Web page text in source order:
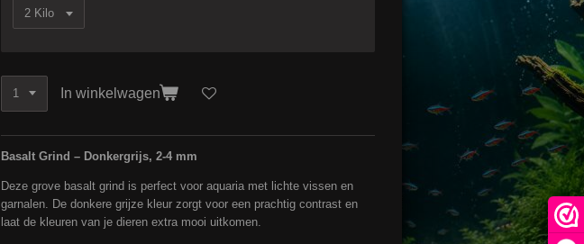
In winkelwagen
Basalt Grind – Donkergrijs, 2-4 mm
Deze grove basalt grind is perfect voor aquaria met lichte vissen en
garnalen. De donkere grijze kleur zorgt voor een prachtig contrast en
laat de kleuren van je dieren extra mooi uitkomen.